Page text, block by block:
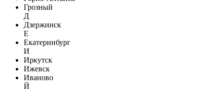
Грозный
Д
Дзержинск
Е
Екатеринбург
И
Иркутск
Ижевск
Иваново
Й